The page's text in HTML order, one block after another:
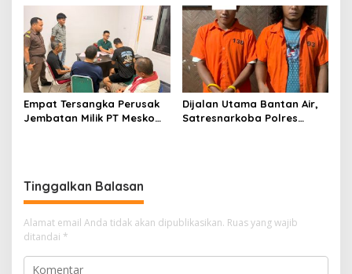
Diringkus
PN Bengkalis, JPU Ajukan
Banding
Empat Tersangka Perusak
Jembatan Milik PT Meskom
Dijalan Utama Bantan Air,
Satresnarkoba Polres
Tinggalkan Balasan
Alamat email Anda tidak akan dipublikasikan. Ruas yang wajib
ditandai *